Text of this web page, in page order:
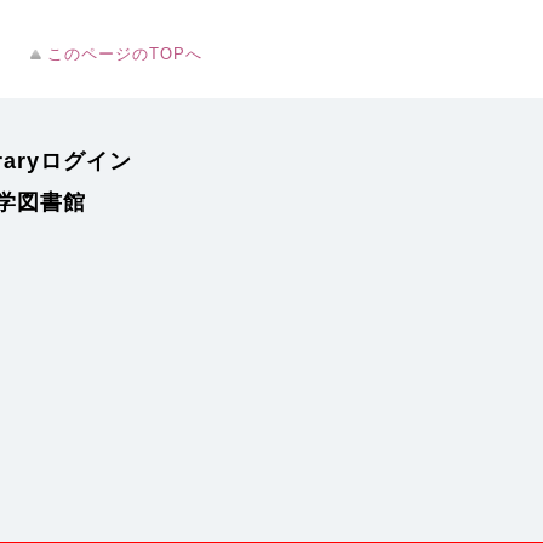
このページのTOPへ
ログイン
図書館